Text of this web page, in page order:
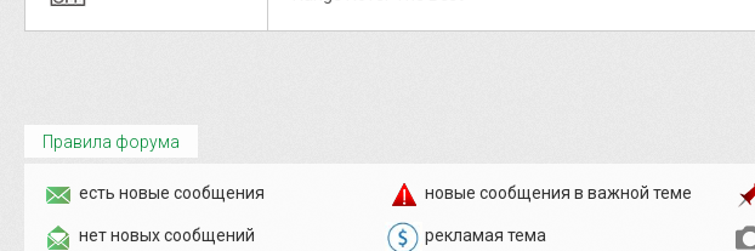
Правила форума
есть новые сообщения
нет новых сообщений
новые сообщения в важной теме
рекламая тема